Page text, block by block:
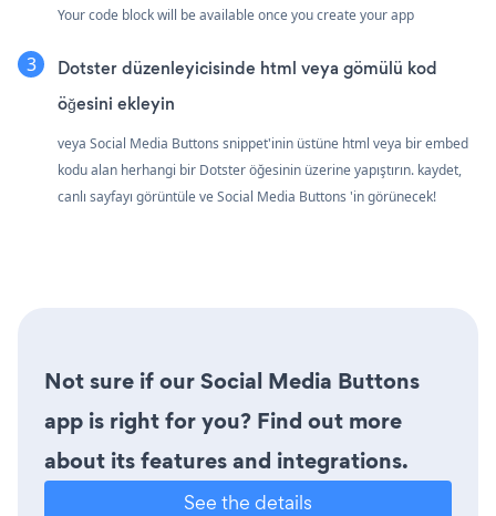
Your code block will be available once you create your app
Dotster düzenleyicisinde html veya gömülü kod
öğesini ekleyin
veya Social Media Buttons snippet'inin üstüne html veya bir embed
kodu alan herhangi bir Dotster öğesinin üzerine yapıştırın. kaydet,
canlı sayfayı görüntüle ve Social Media Buttons 'in görünecek!
Not sure if our Social Media Buttons
app is right for you? Find out more
about its features and integrations.
See the details